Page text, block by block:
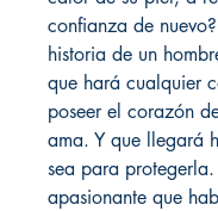
confianza de
historia de un
que hará cualquier
poseer el corazón
ama. Y que llegará
sea para
apasionante que